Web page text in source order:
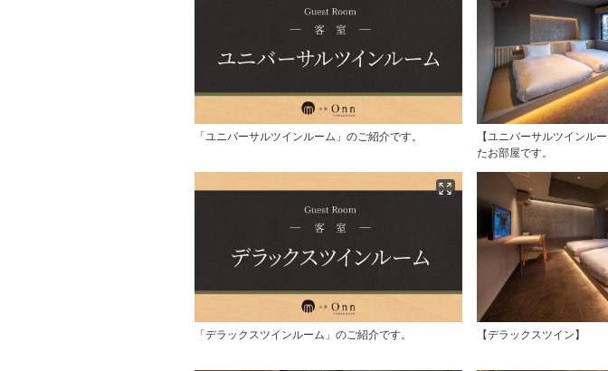
「ユニバーサルツインルーム」のご紹介です。
【ユニバーサルツインル
たお部屋です。
「デラックスツインルーム」のご紹介です。 【デラックスツイン】